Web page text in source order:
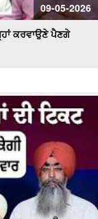
09-05-2026
ਕਰਵਾਉਣੇ ਪੈਣਗੇ